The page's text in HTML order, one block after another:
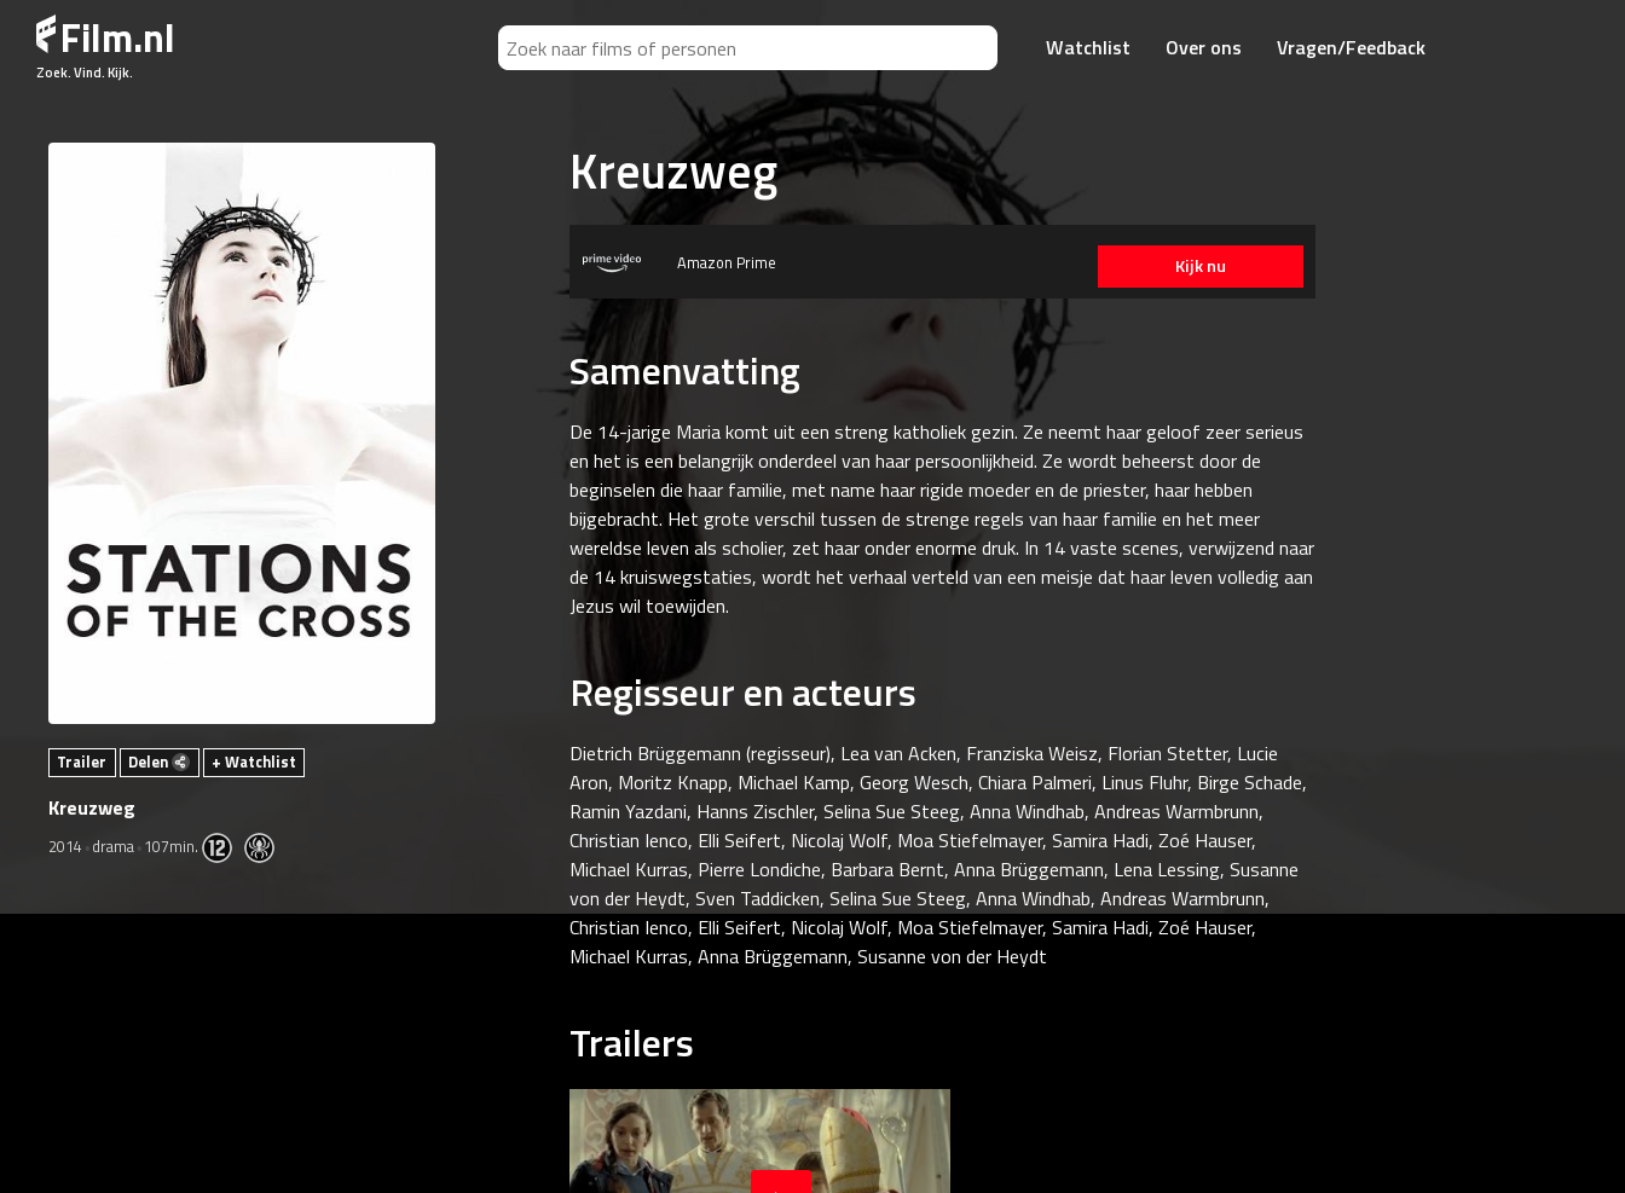
Film.nl
Zoek. Vind. Kijk.
Watchlist Over ons Vragen/Feedback
Trailer Delen + Watchlist
Kreuzweg
2014 drama 107min.
Kreuzweg
Kijk nu
Amazon Prime
Samenvatting
De 14-jarige Maria komt uit een streng katholiek gezin. Ze neemt haar geloof zeer serieus
en het is een belangrijk onderdeel van haar persoonlijkheid. Ze wordt beheerst door de
beginselen die haar familie, met name haar rigide moeder en de priester, haar hebben
bijgebracht. Het grote verschil tussen de strenge regels van haar familie en het meer
wereldse leven als scholier, zet haar onder enorme druk. In 14 vaste scenes, verwijzend naar
de 14 kruiswegstaties, wordt het verhaal verteld van een meisje dat haar leven volledig aan
Jezus wil toewijden.
Regisseur en acteurs
Dietrich Brüggemann (regisseur), Lea van Acken, Franziska Weisz, Florian Stetter, Lucie
Aron, Moritz Knapp, Michael Kamp, Georg Wesch, Chiara Palmeri, Linus Fluhr, Birge Schade,
Ramin Yazdani, Hanns Zischler, Selina Sue Steeg, Anna Windhab, Andreas Warmbrunn,
Christian Ienco, Elli Seifert, Nicolaj Wolf, Moa Stiefelmayer, Samira Hadi, Zoé Hauser,
Michael Kurras, Pierre Londiche, Barbara Bernt, Anna Brüggemann, Lena Lessing, Susanne
von der Heydt, Sven Taddicken, Selina Sue Steeg, Anna Windhab, Andreas Warmbrunn,
Christian Ienco, Elli Seifert, Nicolaj Wolf, Moa Stiefelmayer, Samira Hadi, Zoé Hauser,
Michael Kurras, Anna Brüggemann, Susanne von der Heydt
Trailers